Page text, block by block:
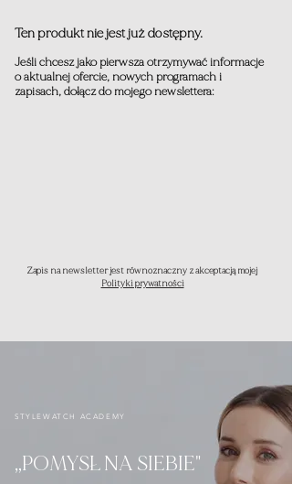
Ten produkt nie jest już dostępny.
Jeśli chcesz jako pierwsza otrzymywać informacje
o aktualnej ofercie, nowych programach i
zapisach, dołącz do mojego newslettera:
Zapis na newsletter jest równoznaczny z akceptacją mojej
Polityki prywatności
STYLEWATCH ACADEMY
„POMYSŁ NA SIEBIE"